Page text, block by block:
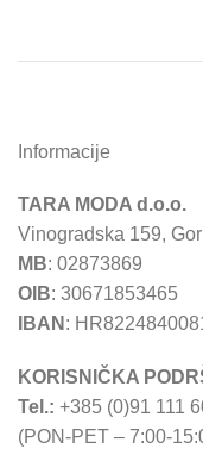
Informacije
TARA MODA d.o.o.
Vinogradska 159,
MB: 02873869
OIB: 30671853465
IBAN :
KORISNIČKA
Tel.: +385 (0)91 111
(PON-PET – 7:00-